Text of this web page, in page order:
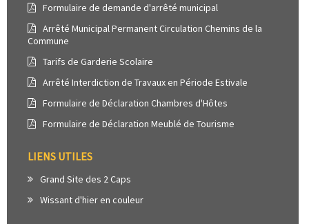
Formulaire de demande d'arrêté municipal
Arrêté Municipal Permanent Circulation Chemins de la
Commune
Tarifs de Garderie Scolaire
Arrêté Interdiction de Travaux en Période Estivale
Formulaire de Déclaration Chambres d'Hôtes
Formulaire de Déclaration Meublé de Tourisme
LIENS UTILES
Grand Site des 2 Caps
Wissant d'hier en couleur